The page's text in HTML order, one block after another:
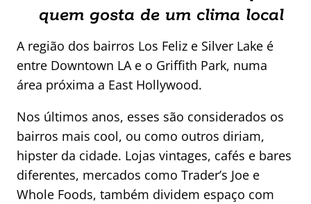
quem gosta de um clima local
A região dos bairros Los Feliz e Silver Lake é
entre Downtown LA e o Griffith Park, numa
área próxima a East Hollywood.
Nos últimos anos, esses são considerados os
bairros mais cool, ou como outros diriam,
hipster da cidade. Lojas vintages, cafés e bares
diferentes, mercados como Trader’s Joe e
Whole Foods, também dividem espaço com